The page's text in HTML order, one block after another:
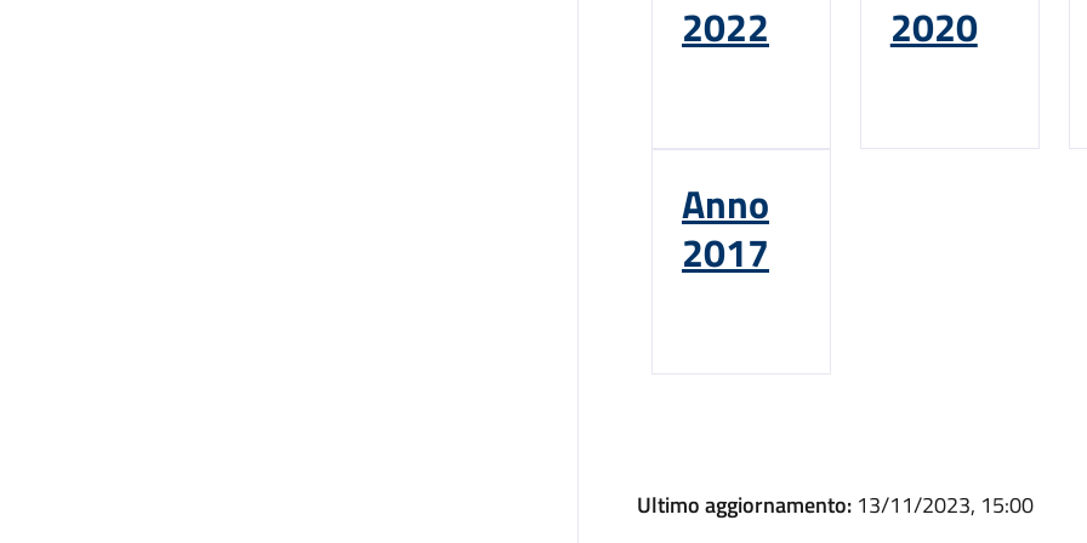
2022
2020
Anno
2017
Ultimo aggiornamento: 13/11/2023, 15:00